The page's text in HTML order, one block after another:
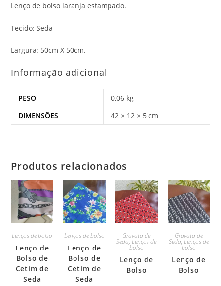
Lenço de bolso laranja estampado.
Tecido: Seda
Largura: 50cm X 50cm.
Informação adicional
PESO
0,06 kg
DIMENSÕES
42 × 12 × 5 cm
Produtos relacionados
Lenços de bolso
Lenço de
Bolso de
Cetim de
Seda
Lenços de bolso
Lenço de
Bolso de
Cetim de
Seda
Gravata de
Seda,Lenços de
bolso
Lenço de
Bolso
Gravata de
Seda,Lenços de
bolso
Lenço de
Bolso